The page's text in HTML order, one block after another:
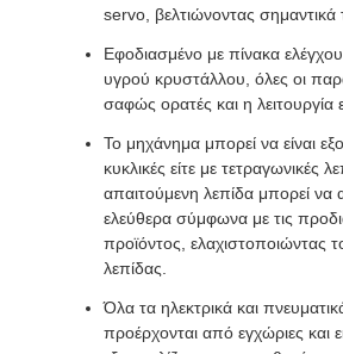
servo, βελτιώνοντας σημαντικά
Εφοδιασμένο με πίνακα
υγρού κρυστάλλου, όλες οι
σαφώς ορατές και η λειτουργία
Το μηχάνημα μπορεί να είναι
κυκλικές είτε με τετραγωνικές
απαιτούμενη λεπίδα μπορεί να
ελεύθερα σύμφωνα με τις
προϊόντος, ελαχιστοποιώντας
λεπίδας.
Όλα τα ηλεκτρικά και
προέρχονται από εγχώριες και